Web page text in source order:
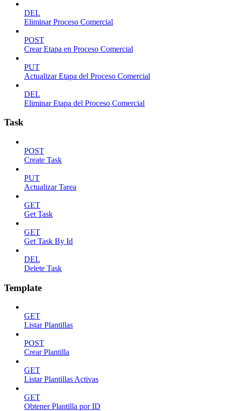
DEL
Eliminar Proceso Comercial
POST
Crear Etapa en Proceso Comercial
PUT
Actualizar Etapa del Proceso Comercial
DEL
Eliminar Etapa del Proceso Comercial
Task
POST
Create Task
PUT
Actualizar Tarea
GET
Get Task
GET
Get Task By Id
DEL
Delete Task
Template
GET
Listar Plantillas
POST
Crear Plantilla
GET
Listar Plantillas Activas
GET
Obtener Plantilla por ID